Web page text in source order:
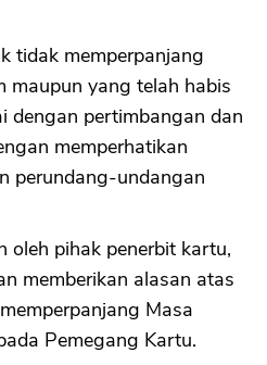
tidak memperpanjang
maupun yang telah habis
dengan pertimbangan dan
memperhatikan
perundang-undangan
oleh pihak penerbit kartu,
memberikan alasan atas
Masa
Pemegang Kartu.